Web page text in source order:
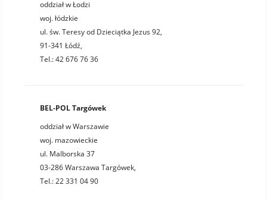
oddział w Łodzi
woj. łódzkie
ul. św. Teresy od Dzieciątka Jezus 92,
91-341 Łódź,
Tel.: 42 676 76 36
BEL-POL Targówek
oddział w Warszawie
woj. mazowieckie
ul. Malborska 37
03-286 Warszawa Targówek,
Tel.: 22 331 04 90